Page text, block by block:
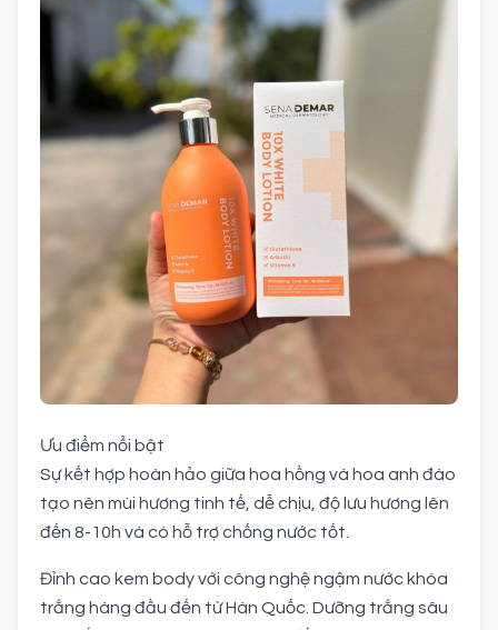
Ưu điểm nổi bật
Sự kết hợp hoàn hảo giữa hoa hồng và hoa anh đào
tạo nên mùi hương tinh tế, dễ chịu, độ lưu hương lên
đến 8-10h và có hỗ trợ chống nước tốt.
Đỉnh cao kem body với công nghệ ngậm nước khóa
trắng hàng đầu đến từ Hàn Quốc. Dưỡng trắng sâu